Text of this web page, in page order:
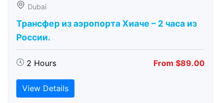
Dubai
Трансфер из аэропорта Хиаче – 2 часа из
России.
2 Hours From $89.00
View Details